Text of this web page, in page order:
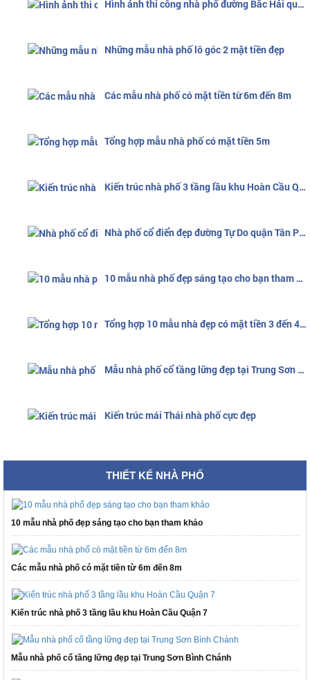
Hình ảnh thi công nhà phố đường Bắc Hải quận 10
Những mẫu nhà phố lô góc 2 mặt tiền đẹp
Các mẫu nhà phố có mặt tiền từ 6m đến 8m
Tổng hợp mẫu nhà phố có mặt tiền 5m
Kiến trúc nhà phố 3 tầng lầu khu Hoàn Cầu Quận 7
Nhà phố cổ điển đẹp đường Tự Do quận Tân Phú
10 mẫu nhà phố đẹp sáng tạo cho bạn tham khảo
Tổng hợp 10 mẫu nhà đẹp có mặt tiền 3 đến 4m
Mẫu nhà phố cổ tầng lững đẹp tại Trung Sơn Bình Chánh
Kiến trúc mái Thái nhà phố cực đẹp
THIẾT KẾ NHÀ PHỐ
10 mẫu nhà phố đẹp sáng tạo cho bạn tham khảo
Các mẫu nhà phố có mặt tiền từ 6m đến 8m
Kiến trúc nhà phố 3 tầng lầu khu Hoàn Cầu Quận 7
Mẫu nhà phố cổ tầng lững đẹp tại Trung Sơn Bình Chánh